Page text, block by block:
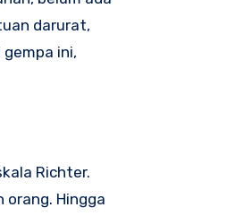
darurat,
ini,
Richter.
orang. Hingga